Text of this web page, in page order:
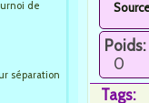
de
séparation
Poids:
0
Tags: